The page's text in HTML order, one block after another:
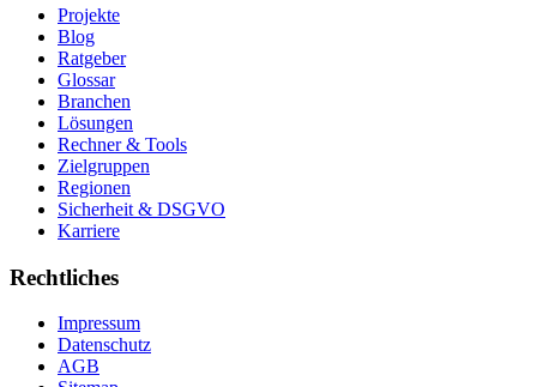
Projekte
Blog
Ratgeber
Glossar
Branchen
Lösungen
Rechner & Tools
Zielgruppen
Regionen
Sicherheit & DSGVO
Karriere
Rechtliches
Impressum
Datenschutz
AGB